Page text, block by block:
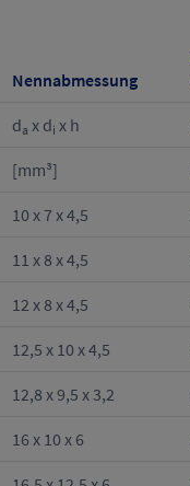
Nennabmessung
da x di x h
[mm³]
10 x 7 x 4,5
11 x 8 x 4,5
12 x 8 x 4,5
12,5 x 10 x 4,5
12,8 x 9,5 x 3,2
16 x 10 x 6